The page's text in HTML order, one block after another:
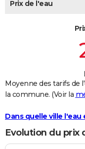
Carte de Noël
Carte Bonne année
Carte Saint-Valentin
Carte Pâques
Carte d'anniversaire
DICTIONNAIRE
FORUM
Prix de l'eau
Moyenne des tarifs de
la commune. (Voir la
Dans quelle ville l'eau
Evolution du prix